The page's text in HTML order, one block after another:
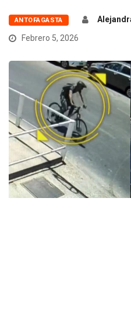
ANTOFAGASTA
Febrero 5, 2026